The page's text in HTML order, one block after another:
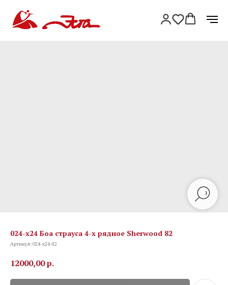
024-х24 Боа страуса 4-х рядное Sherwood 82
Артикул:024-х24-82
12000,00р.